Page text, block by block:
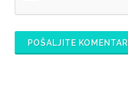
POŠALJITE KOMENTAR